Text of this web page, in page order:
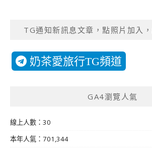
TG通知新訊息文章，點照片加入
奶茶愛旅行TG頻道
GA4瀏覽人氣
線上人數：30
本年人氣：701,344